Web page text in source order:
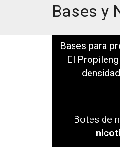
Bases y
Bases para
El
Botes de